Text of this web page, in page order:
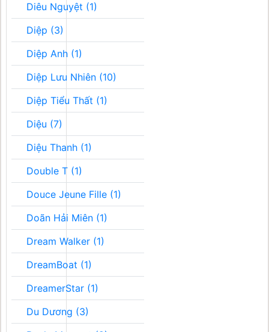
Diêu Nguyệt (1)
Diệp (3)
Diệp Anh (1)
Diệp Lưu Nhiên (10)
Diệp Tiểu Thất (1)
Diệu (7)
Diệu Thanh (1)
Double T (1)
Douce Jeune Fille (1)
Doãn Hải Miên (1)
Dream Walker (1)
DreamBoat (1)
DreamerStar (1)
Du Dương (3)